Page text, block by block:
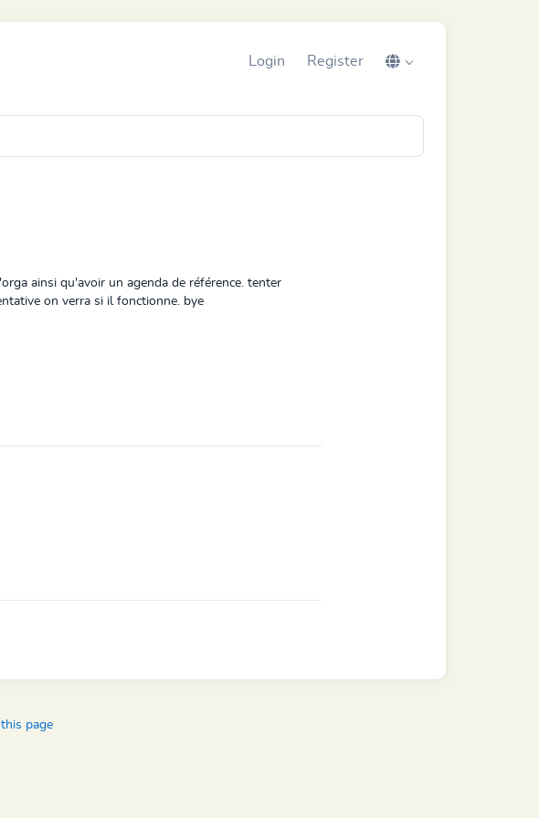
Login Register
ainsi qu'avoir un agenda de référence. tenter
on verra si il fonctionne. bye
page